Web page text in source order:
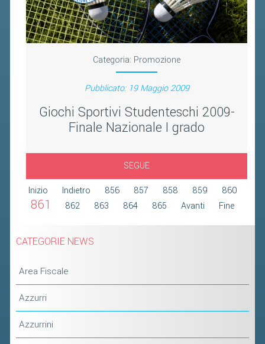
Categoria: Promozione
Pubblicato: 19 Maggio 2009
Giochi Sportivi Studenteschi 2009-
Finale Nazionale I grado
SEGUE
Inizio
Indietro 856 857 858 859 860
861 862 863 864 865 Avanti Fine
CATEGORIE NEWS
Area Fiscale
Azzurri
Azzurrini
2020
2019